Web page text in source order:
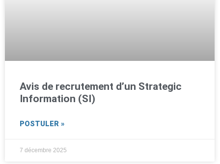
Avis de recrutement d’un Strategic
Information (SI)
POSTULER »
7 décembre 2025